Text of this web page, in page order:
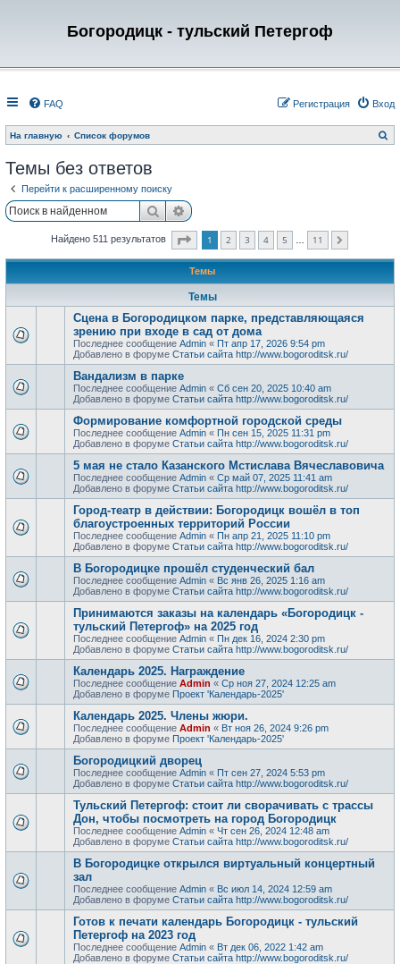
Богородицк - тульский Петергоф
FAQ Вход
Регистрация
На главную Список форумов
о
Темы без ответов
Перейти к расширенному поиску
ПоискРасширенный поиск
Найдено 511 результатов Страница из
1 2 3 4 5 11
Темы
Темы
Сцена в Богородицком парке, представляющаяся
зрению при входе в сад от дома
Последнее сообщение Admin « Пт апр 17, 2026 9:54 pm
Добавлено в форуме Статьи сайта http://www.bogoroditsk.ru/
Вандализм в парке
Последнее сообщение Admin « Сб сен 20, 2025 10:40 am
Добавлено в форуме Статьи сайта http://www.bogoroditsk.ru/
Формирование комфортной городской среды
Последнее сообщение Admin « Пн сен 15, 2025 11:31 pm
Добавлено в форуме Статьи сайта http://www.bogoroditsk.ru/
5 мая не стало Казанского Мстислава Вячеславовича
Последнее сообщение Admin « Ср май 07, 2025 11:41 am
Добавлено в форуме Статьи сайта http://www.bogoroditsk.ru/
Город-театр в действии: Богородицк вошёл в топ
благоустроенных территорий России
Последнее сообщение Admin « Пн апр 21, 2025 11:10 pm
Добавлено в форуме Статьи сайта http://www.bogoroditsk.ru/
В Богородицке прошёл студенческий бал
Последнее сообщение Admin « Вс янв 26, 2025 1:16 am
Добавлено в форуме Статьи сайта http://www.bogoroditsk.ru/
Принимаются заказы на календарь «Богородицк -
тульский Петергоф» на 2025 год
Последнее сообщение Admin « Пн дек 16, 2024 2:30 pm
Добавлено в форуме Статьи сайта http://www.bogoroditsk.ru/
Календарь 2025. Награждение
Последнее сообщение Admin « Ср ноя 27, 2024 12:25 am
Добавлено в форуме Проект 'Календарь-2025'
Календарь 2025. Члены жюри.
Последнее сообщение Admin « Вт ноя 26, 2024 9:26 pm
Добавлено в форуме Проект 'Календарь-2025'
Богородицкий дворец
Последнее сообщение Admin « Пт сен 27, 2024 5:53 pm
Добавлено в форуме Статьи сайта http://www.bogoroditsk.ru/
Тульский Петергоф: стоит ли сворачивать с трассы
Дон, чтобы посмотреть на город Богородицк
Последнее сообщение Admin « Чт сен 26, 2024 12:48 am
Добавлено в форуме Статьи сайта http://www.bogoroditsk.ru/
В Богородицке открылся виртуальный концертный
зал
Последнее сообщение Admin « Вс июл 14, 2024 12:59 am
Добавлено в форуме Статьи сайта http://www.bogoroditsk.ru/
Готов к печати календарь Богородицк - тульский
Петергоф на 2023 год
Последнее сообщение Admin « Вт дек 06, 2022 1:42 am
Добавлено в форуме Статьи сайта http://www.bogoroditsk.ru/